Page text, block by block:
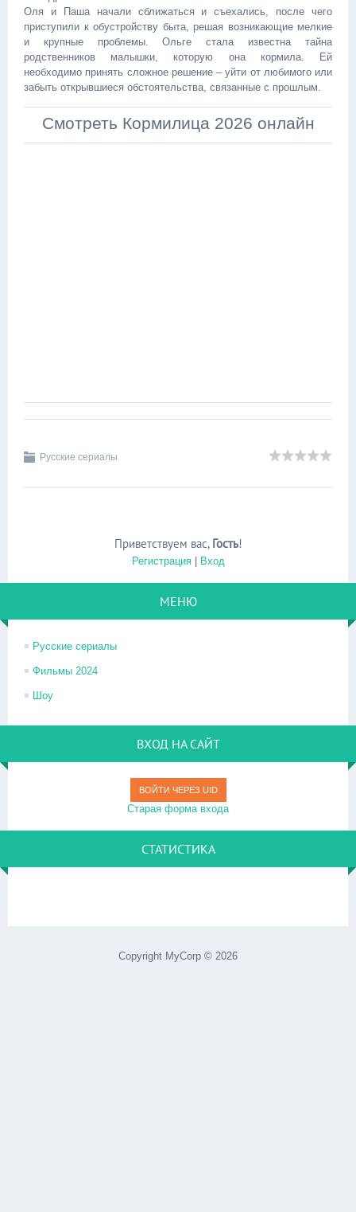
Оля и Паша начали сближаться и съехались, после чего
приступили к обустройству быта, решая возникающие мелкие
и крупные проблемы. Ольге стала известна тайна
родственников малышки, которую она кормила. Ей
необходимо принять сложное решение – уйти от любимого или
забыть открывшиеся обстоятельства, связанные с прошлым.
Смотреть Кормилица 2026 онлайн
Русские сериалы
Приветствуем вас, Гость!
Регистрация| Вход
МЕНЮ
Русские сериалы
Фильмы 2024
Шоу
ВХОД НА САЙТ
ВОЙТИ ЧЕРЕЗ UID
Старая форма входа
СТАТИСТИКА
Copyright MyCorp © 2026